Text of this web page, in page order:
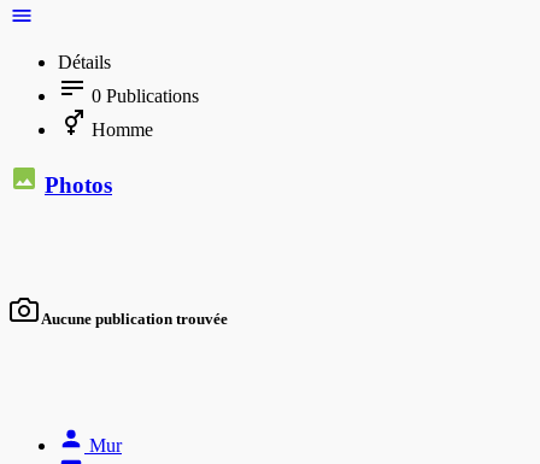
Détails
0 Publications
Homme
Photos
Aucune publication trouvée
Mur